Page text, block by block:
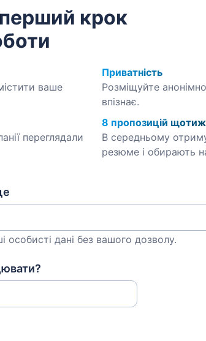
крок
ваше
Приватність
Розміщуйте
впізнає.
переглядали
8 пропозицій
В середньому
резюме і обирають
особисті дані без вашого дозволу.